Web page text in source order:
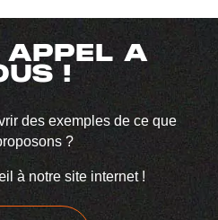
APPEL A
!
des exemples de ce que
?
à notre site internet !